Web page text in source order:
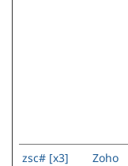
zsc# [x3] Zoho